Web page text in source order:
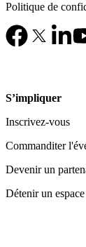
Politique de
S’impliquer
Inscrivez-vous
Commanditer
Devenir un
Détenir un